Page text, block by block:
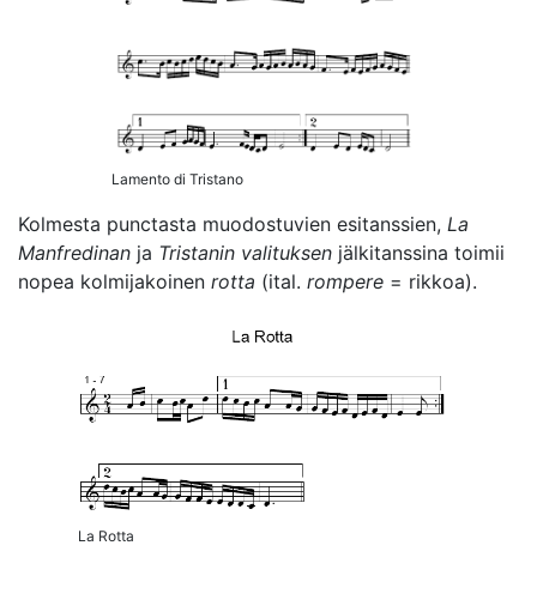
Lamento di Tristano
Kolmesta punctasta muodostuvien esitanssien, La
Manfredinan ja Tristanin valituksen jälkitanssina toimii
nopea kolmijakoinen rotta (ital. rompere = rikkoa).
La Rotta